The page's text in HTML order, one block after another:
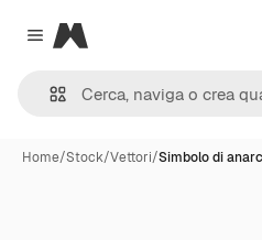
Close menu
Magnific
Home/Stock/Vettori/Simbolo di